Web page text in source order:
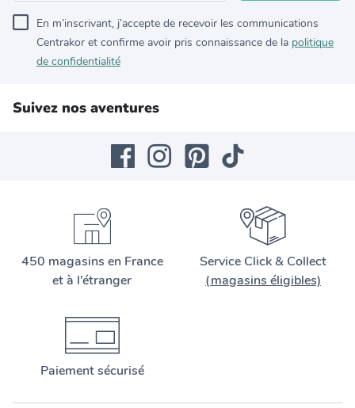
En m’inscrivant, j’accepte de recevoir les communications
Centrakor et confirme avoir pris connaissance de la politique
de confidentialité
Suivez nos aventures
450 magasins en France
et à l’étranger
Service Click & Collect
(magasins éligibles)
Paiement sécurisé